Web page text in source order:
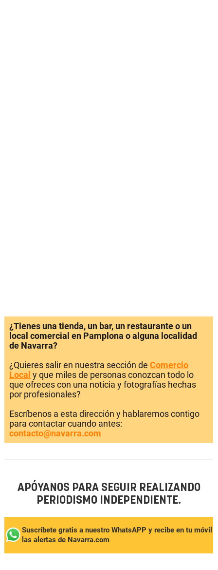
¿Tienes una tienda, un bar, un restaurante o un
local comercial en Pamplona o alguna localidad
de Navarra?
¿Quieres salir en nuestra sección de Comercio
Local y que miles de personas conozcan todo lo
que ofreces con una noticia y fotografías hechas
por profesionales?
Escríbenos a esta dirección y hablaremos contigo
para contactar cuando antes:
contacto@navarra.com
APÓYANOS PARA SEGUIR REALIZANDO
PERIODISMO INDEPENDIENTE.
Suscríbete gratis a nuestro WhatsAPP y recibe en tu móvil
las alertas de Navarra.com